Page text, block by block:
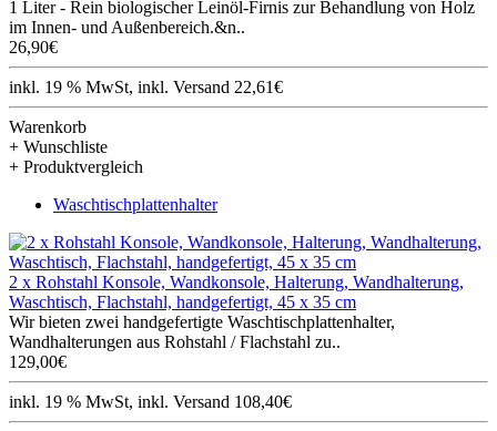
1 Liter - Rein biologischer Leinöl-Firnis zur Behandlung von Holz
im Innen- und Außenbereich.&n..
26,90€
inkl. 19 % MwSt, inkl. Versand 22,61€
Warenkorb
+ Wunschliste
+ Produktvergleich
Waschtischplattenhalter
2 x Rohstahl Konsole, Wandkonsole, Halterung, Wandhalterung,
Waschtisch, Flachstahl, handgefertigt, 45 x 35 cm
Wir bieten zwei handgefertigte Waschtischplattenhalter,
Wandhalterungen aus Rohstahl / Flachstahl zu..
129,00€
inkl. 19 % MwSt, inkl. Versand 108,40€